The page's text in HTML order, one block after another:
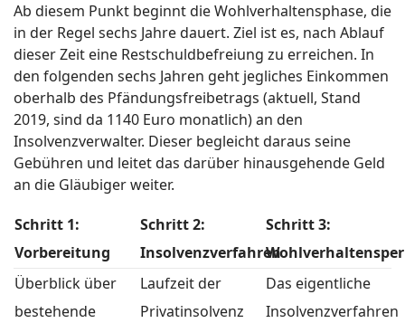
Ab diesem Punkt beginnt die Wohlverhaltensphase, die
in der Regel sechs Jahre dauert. Ziel ist es, nach Ablauf
dieser Zeit eine Restschuldbefreiung zu erreichen. In
den folgenden sechs Jahren geht jegliches Einkommen
oberhalb des Pfändungsfreibetrags (aktuell, Stand
2019, sind da 1140 Euro monatlich) an den
Insolvenzverwalter. Dieser begleicht daraus seine
Gebühren und leitet das darüber hinausgehende Geld
an die Gläubiger weiter.
Schritt 1:
Vorbereitung
Schritt 2:
Insolvenzverfahren
Schritt 3:
Überblick über
bestehende
Laufzeit der
Privatinsolvenz
Das eigentliche
Insolvenzverfahren